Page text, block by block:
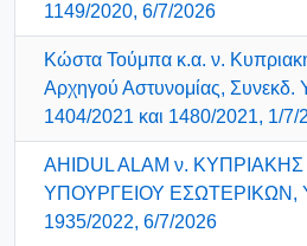
1149/2020, 6/7/2026
Κώστα Τούμπα κ.α. ν.
Αρχηγού Αστυνομίας, Συνεκδ.
1404/2021 και 1480/2021, 1/7/
AHIDUL ALAM ν.
ΥΠΟΥΡΓΕΙΟΥ ΕΣΩΤΕΡΙΚΩΝ,
1935/2022, 6/7/2026